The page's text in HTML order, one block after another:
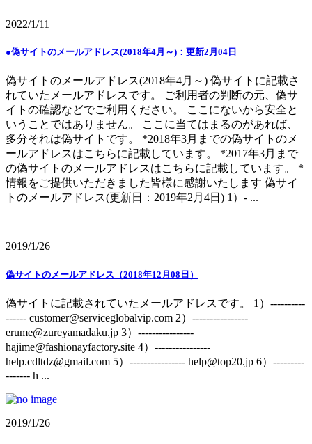
2022/1/11
●偽サイトのメールアドレス(2018年4月～)：更新2月04日
偽サイトのメールアドレス(2018年4月～) 偽サイトに記載さ
れていたメールアドレスです。 ご利用者の判断の元、偽サ
イトの確認などでご利用ください。 ここにないから安全と
いうことではありません。 ここに当てはまるのがあれば、
多分それは偽サイトです。 *2018年3月までの偽サイトのメ
ールアドレスはこちらに記載しています。 *2017年3月まで
の偽サイトのメールアドレスはこちらに記載しています。 *
情報をご提供いただきました皆様に感謝いたします 偽サイ
トのメールアドレス(更新日：2019年2月4日) 1）- ...
2019/1/26
偽サイトのメールアドレス（2018年12月08日）
偽サイトに記載されていたメールアドレスです。 1）----------
------ customer@serviceglobalvip.com 2）----------------
erume@zureyamadaku.jp 3）----------------
hajime@fashionayfactory.site 4）----------------
help.cdltdz@gmail.com 5）---------------- help@top20.jp 6）---------
------- h ...
2019/1/26